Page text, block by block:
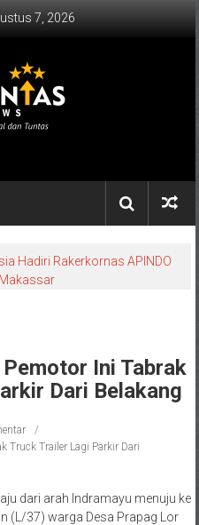
7, 2026
Hadiri Rakerkornas APINDO
Ini Tabrak
Dari Belakang
Truck Trailer Lagi Parkir Dari
dari arah Indramayu menuju ke
(L/37) warga Desa Prapag Lor